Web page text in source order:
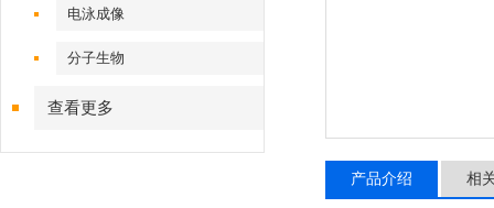
电泳成像
分子生物
查看更多
产品介绍 相